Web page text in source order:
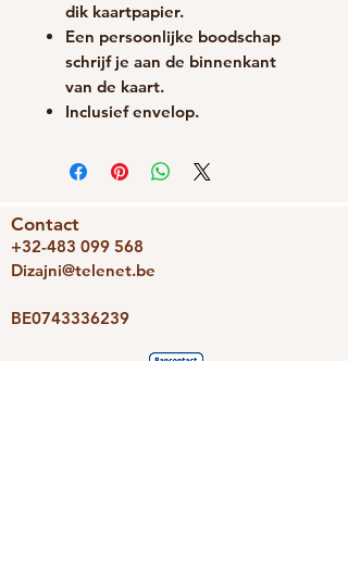
dik kaartpapier.
Een persoonlijke boodschap
schrijf je aan de binnenkant
van de kaart.
Inclusief envelop.
Contact
+32-483 099 568
Dizajni@telenet.be
BE0743336239